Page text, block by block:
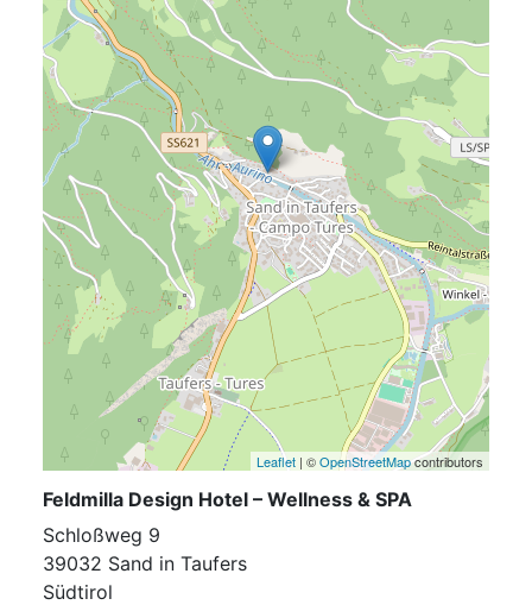
Leaflet | ©OpenStreetMapcontributors
Feldmilla Design Hotel – Wellness & SPA
Schloßweg 9
39032 Sand in Taufers
Südtirol